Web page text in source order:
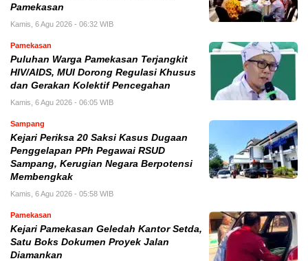
Pamekasan
Kamis, 6 Agu 2026 - 06:32 WIB
Pamekasan
Puluhan Warga Pamekasan Terjangkit
HIV/AIDS, MUI Dorong Regulasi Khusus
dan Gerakan Kolektif Pencegahan
Kamis, 6 Agu 2026 - 06:05 WIB
Sampang
Kejari Periksa 20 Saksi Kasus Dugaan
Penggelapan PPh Pegawai RSUD
Sampang, Kerugian Negara Berpotensi
Membengkak
Kamis, 6 Agu 2026 - 05:58 WIB
Pamekasan
Kejari Pamekasan Geledah Kantor Setda,
Satu Boks Dokumen Proyek Jalan
Diamankan